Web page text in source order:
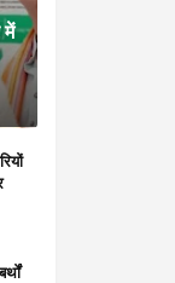
में